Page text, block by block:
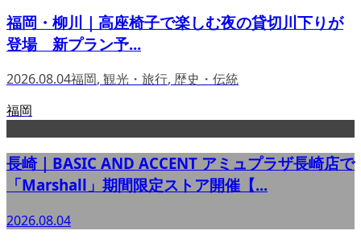
福岡・柳川｜高座椅子で楽しむ夜の貸切川下りが
登場 新プラン予...
2026.08.04福岡, 観光・旅行, 歴史・伝統
福岡
長崎｜BASIC AND ACCENT アミュプラザ長崎店で
「Marshall」期間限定ストア開催【...
2026.08.04